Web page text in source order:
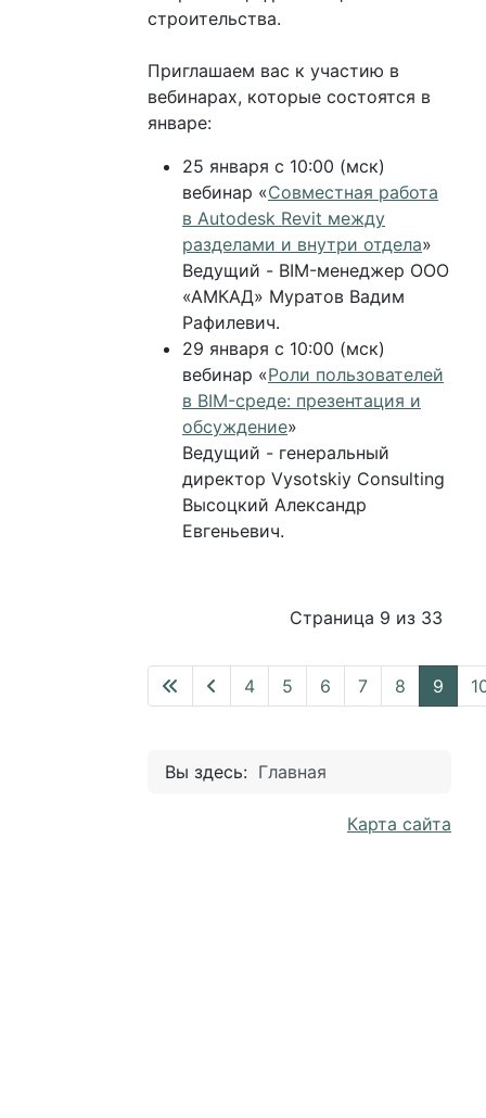
строительства.
Приглашаем вас к участию в
вебинарах, которые состоятся в
январе:
25 января с 10:00 (мск)
вебинар «Совместная работа
в Autodesk Revit между
разделами и внутри отдела»
Ведущий - BIM-менеджер ООО
«АМКАД» Муратов Вадим
Рафилевич.
29 января с 10:00 (мск)
вебинар «Роли пользователей
в BIM-среде: презентация и
обсуждение»
Ведущий - генеральный
директор Vysotskiy Consulting
Высоцкий Александр
Евгеньевич.
Страница 9 из 33
4 5 6 7 8 9
Вы здесь: Главная
Карта сайта